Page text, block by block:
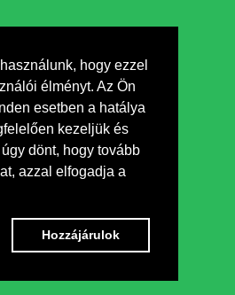
hogy ezzel
élményt. Az Ön
esetben a hatálya
kezeljük és
dönt, hogy tovább
azzal elfogadja a
Hozzájárulok
the guests